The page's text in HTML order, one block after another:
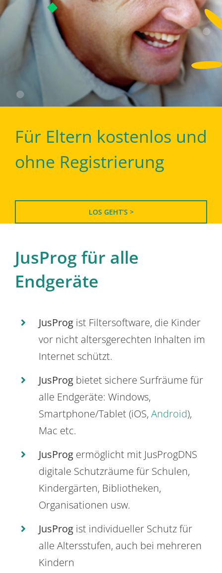
Für Eltern kostenlos und
ohne Registrierung
LOS GEHT’S >
JusProg für alle
Endgeräte
JusProg ist Filtersoftware, die Kinder
vor nicht altersgerechten Inhalten im
Internet schützt.
JusProg bietet sichere Surfräume für
alle Endgeräte: Windows,
Smartphone/Tablet (iOS, Android),
Mac etc.
JusProg ermöglicht mit JusProgDNS
digitale Schutzräume für Schulen,
Kindergärten, Bibliotheken,
Organisationen usw.
JusProg ist individueller Schutz für
alle Altersstufen, auch bei mehreren
Kindern